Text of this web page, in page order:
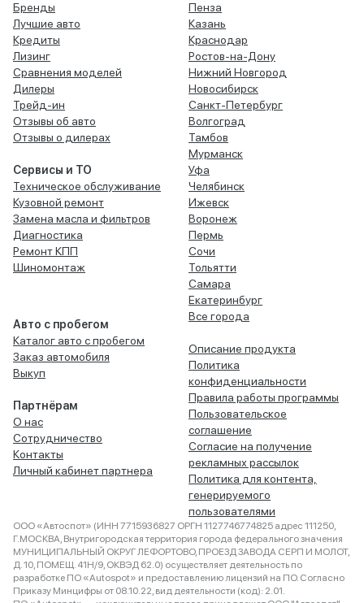
Бренды
Лучшие авто
Кредиты
Лизинг
Сравнения моделей
Дилеры
Трейд-ин
Отзывы об авто
Отзывы о дилерах
Сервисы и ТО
Техническое обслуживание
Кузовной ремонт
Замена масла и фильтров
Диагностика
Ремонт КПП
Шиномонтаж
Авто с пробегом
Каталог авто с пробегом
Заказ автомобиля
Выкуп
Партнёрам
О нас
Сотрудничество
Контакты
Личный кабинет партнера
Пенза
Казань
Краснодар
Ростов-на-Дону
Нижний Новгород
Новосибирск
Санкт-Петербург
Волгоград
Тамбов
Мурманск
Уфа
Челябинск
Ижевск
Воронеж
Пермь
Сочи
Тольятти
Самара
Екатеринбург
Все города
Описание продукта
Политика
конфиденциальности
Правила работы программы
Пользовательское
соглашение
Согласие на получение
рекламных рассылок
Политика для контента,
генерируемого
пользователями
ООО «Автоспот» (ИНН 7715936827 ОРГН 1127746774825 адрес 111250,
Г.МОСКВА, Внутригородская территория города федерального значения
МУНИЦИПАЛЬНЫЙ ОКРУГ ЛЕФОРТОВО, ПРОЕЗД ЗАВОДА СЕРП И МОЛОТ,
Д. 10, ПОМЕЩ. 41Н/9, ОКВЭД 62.0) осуществляет деятельность по
разработке ПО «Autospot» и предоставлению лицензий на ПО. Согласно
Приказу Минцифры от 08.10.22, вид деятельности (код): 2.01.